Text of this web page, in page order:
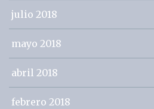
julio 2018
mayo 2018
abril 2018
febrero 2018